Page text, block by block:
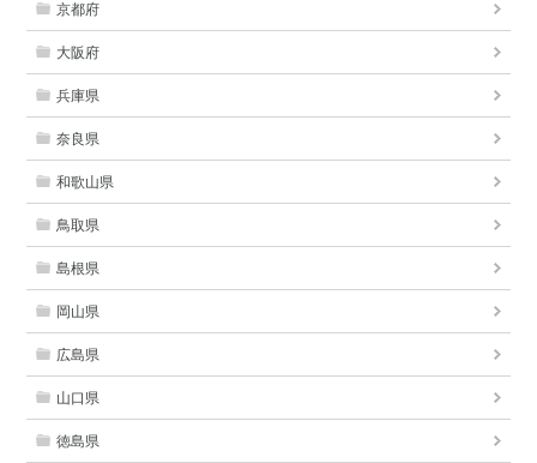
京都府
大阪府
兵庫県
奈良県
和歌山県
鳥取県
島根県
岡山県
広島県
山口県
徳島県